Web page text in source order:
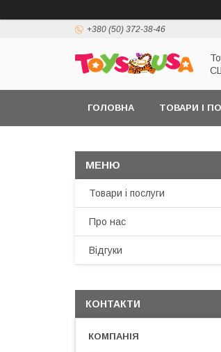
+380 (50) 372-38-46
ГОЛОВНА ТОВАРИ І
Товари і послуги
Про нас
Відгуки
КОНТАКТИ